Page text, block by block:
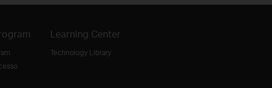
Learning Center
Technology Library